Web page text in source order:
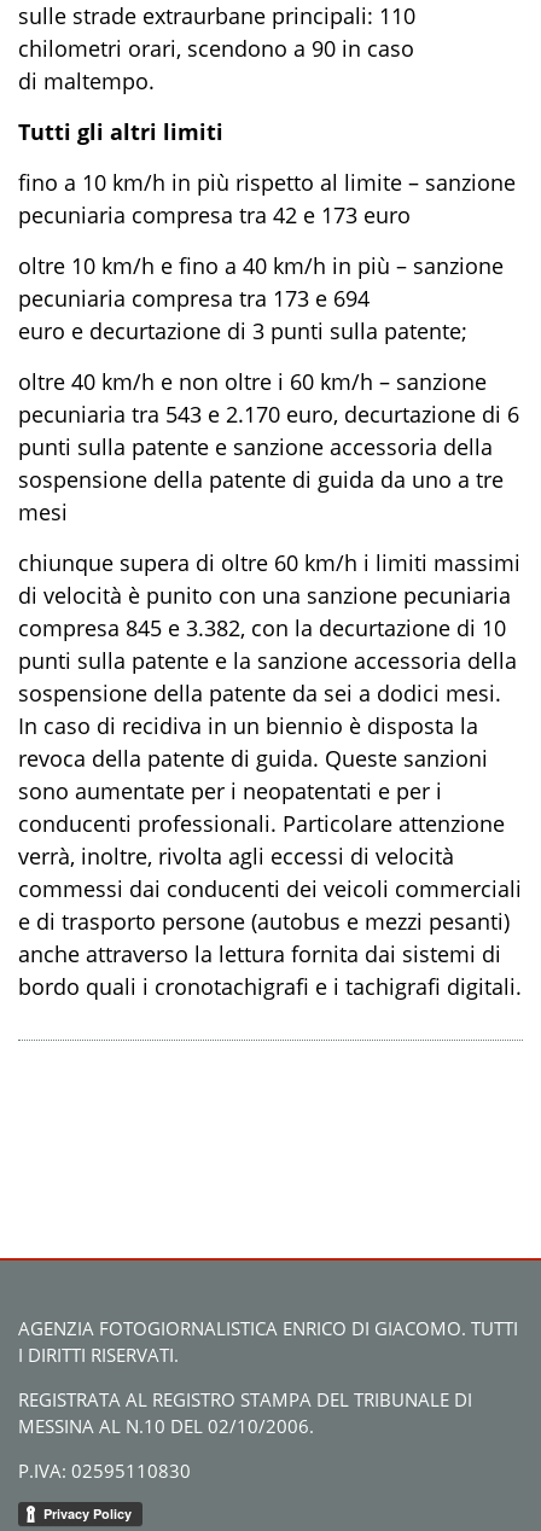
sulle strade extraurbane principali: 110
chilometri orari, scendono a 90 in caso
di maltempo.
Tutti gli altri limiti
fino a 10 km/h in più rispetto al limite – sanzione
pecuniaria compresa tra 42 e 173 euro
oltre 10 km/h e fino a 40 km/h in più – sanzione
pecuniaria compresa tra 173 e 694
euro e decurtazione di 3 punti sulla patente;
oltre 40 km/h e non oltre i 60 km/h – sanzione
pecuniaria tra 543 e 2.170 euro, decurtazione di 6
punti sulla patente e sanzione accessoria della
sospensione della patente di guida da uno a tre
mesi
chiunque supera di oltre 60 km/h i limiti massimi
di velocità è punito con una sanzione pecuniaria
compresa 845 e 3.382, con la decurtazione di 10
punti sulla patente e la sanzione accessoria della
sospensione della patente da sei a dodici mesi.
In caso di recidiva in un biennio è disposta la
revoca della patente di guida. Queste sanzioni
sono aumentate per i neopatentati e per i
conducenti professionali. Particolare attenzione
verrà, inoltre, rivolta agli eccessi di velocità
commessi dai conducenti dei veicoli commerciali
e di trasporto persone (autobus e mezzi pesanti)
anche attraverso la lettura fornita dai sistemi di
bordo quali i cronotachigrafi e i tachigrafi digitali.
AGENZIA FOTOGIORNALISTICA ENRICO DI GIACOMO. TUTTI
I DIRITTI RISERVATI.
REGISTRATA AL REGISTRO STAMPA DEL TRIBUNALE DI
MESSINA AL N.10 DEL 02/10/2006.
P.IVA: 02595110830